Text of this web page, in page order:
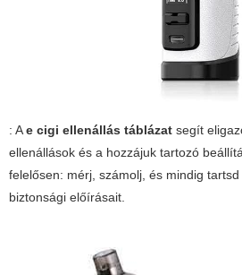
: Ae cigi ellenállás táblázat segít
ellenállások és a hozzájuk tartozó
felelősen: mérj, számolj, és mindig
biztonsági előírásait.